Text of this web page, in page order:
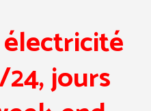
jours